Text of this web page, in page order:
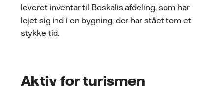
leveret inventar til Boskalis afdeling, som har
lejet sig ind i en bygning, der har stået tom et
stykke tid.
Aktiv for turismen